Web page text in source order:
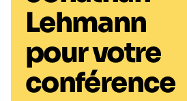
Lehmann
pour votre
conférence